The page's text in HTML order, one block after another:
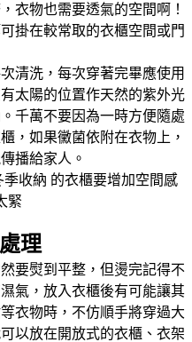
衣物也需要透氣的空間啊！
掛在較常取的衣櫃空間或門
清洗，每次穿著完畢應使用
太陽的位置作天然的紫外光
千萬不要因為一時方便隨處
，如果黴菌依附在衣物上，
播給家人。
緊
理
要熨到平整，但燙完記得不
氣，放入衣櫃後有可能讓其
衣物時，不仿順手將穿過大
以放在開放式的衣櫃、衣架